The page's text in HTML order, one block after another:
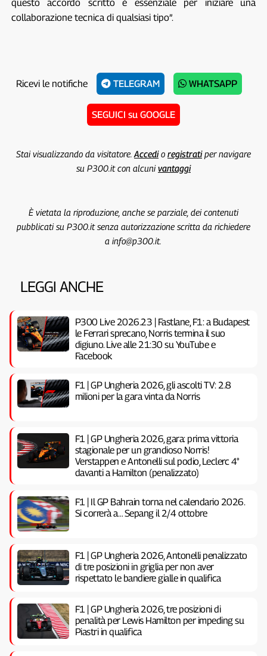
questo accordo scritto è essenziale per iniziare una
collaborazione tecnica di qualsiasi tipo”.
Ricevi le notifiche TELEGRAM WHATSAPP
SEGUICI su GOOGLE
Stai visualizzando da visitatore. Accedio registratiper navigare
su P300.it con alcunivantaggi
È vietata la riproduzione, anche se parziale, dei contenuti
pubblicati su P300.it senza autorizzazione scritta da richiedere
a info@p300.it.
LEGGI ANCHE
P300 Live 2026.23 | Fastlane, F1: a Budapest
le Ferrari sprecano, Norris termina il suo
digiuno. Live alle 21:30 su YouTube e
Facebook
F1 | GP Ungheria 2026, gli ascolti TV: 2.8
milioni per la gara vinta da Norris
F1 | GP Ungheria 2026, gara: prima vittoria
stagionale per un grandioso Norris!
Verstappen e Antonelli sul podio, Leclerc 4°
davanti a Hamilton (penalizzato)
F1 | Il GP Bahrain torna nel calendario 2026.
Si correrà a… Sepang il 2/4 ottobre
F1 | GP Ungheria 2026, Antonelli penalizzato
di tre posizioni in griglia per non aver
rispettato le bandiere gialle in qualifica
F1 | GP Ungheria 2026, tre posizioni di
penalità per Lewis Hamilton per impeding su
Piastri in qualifica